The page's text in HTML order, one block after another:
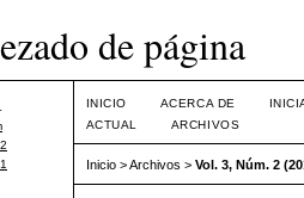
INICIO ACERCA DE
ACTUAL
ARCHIVOS
Inicio>Archivos > Vol. 3, Núm. 2